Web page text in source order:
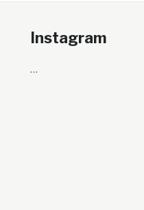
Instagram
…